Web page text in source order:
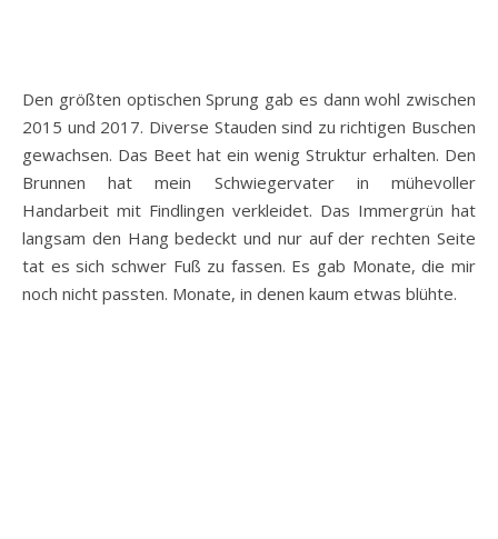
Den größten optischen Sprung gab es dann wohl zwischen
2015 und 2017. Diverse Stauden sind zu richtigen Buschen
gewachsen. Das Beet hat ein wenig Struktur erhalten. Den
Brunnen hat mein Schwiegervater in mühevoller
Handarbeit mit Findlingen verkleidet. Das Immergrün hat
langsam den Hang bedeckt und nur auf der rechten Seite
tat es sich schwer Fuß zu fassen. Es gab Monate, die mir
noch nicht passten. Monate, in denen kaum etwas blühte.